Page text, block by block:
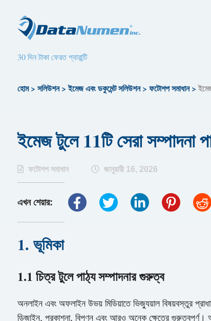
30 দিন টাকা ফেরত গ্যারান্টি
হোম> সলিউশন>ইমেজ এবং ডকুমেন্ট সলিউশন> ফটোশপ সমাধান>
ইমেজ টুলে 11টি সেরা সম্পাদনা
ফটোশপ সমাধান জানুয়ারী 16, 2026
এখন শেয়ার:
1. ভূমিকা
1.1 চিত্র টুলে পাঠ্য সম্পাদনার গুরুত্ব
অনলাইন এবং অফলাইন উভয় মিডিয়াতে ভিজ্যুয়াল বিষয়বস্তুর
ডিজাইন, প্রকাশনা, বিপণন এবং আরও অনেক ক্ষেত্রে গুরুত্বপূর্ণ।